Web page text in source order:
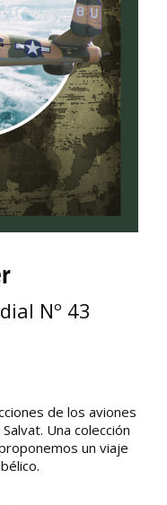
Nº 43
de los aviones
Una colección
un viaje